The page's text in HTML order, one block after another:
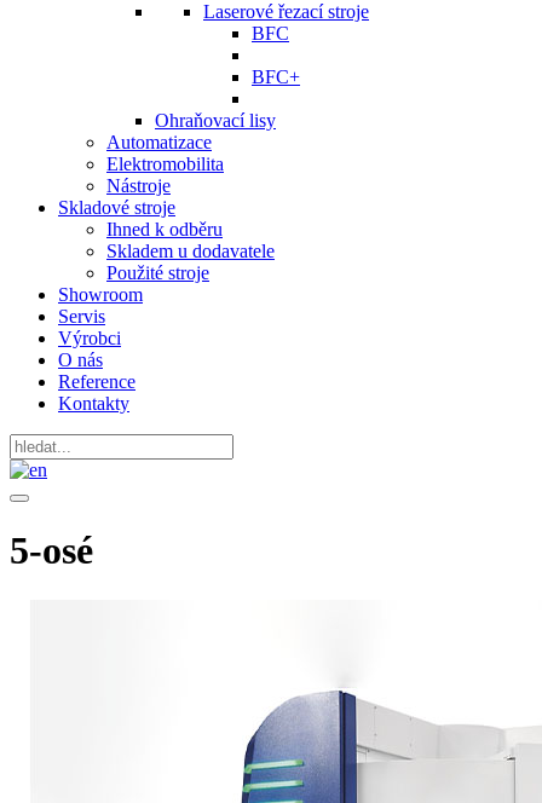
Laserové řezací stroje
BFC
BFC+
Ohraňovací lisy
Automatizace
Elektromobilita
Nástroje
Skladové stroje
Ihned k odběru
Skladem u dodavatele
Použité stroje
Showroom
Servis
Výrobci
O nás
Reference
Kontakty
5-osé